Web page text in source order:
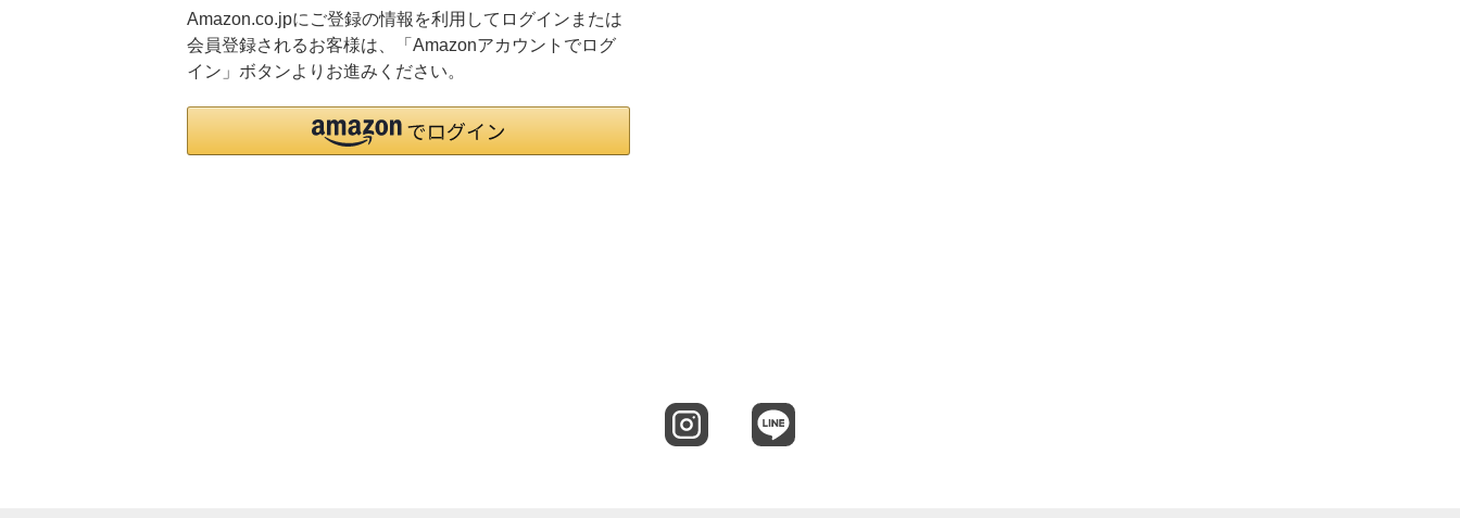
Amazon.co.jpにご登録の情報を利用してログインまたは
会員登録されるお客様は、「Amazonアカウントでログ
イン」ボタンよりお進みください。